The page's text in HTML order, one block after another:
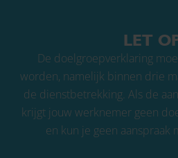
LET
De doelgroepverklaring
worden, namelijk binnen drie
de dienstbetrekking. Als de
krijgt jouw werknemer geen
en kun je geen aanspraak